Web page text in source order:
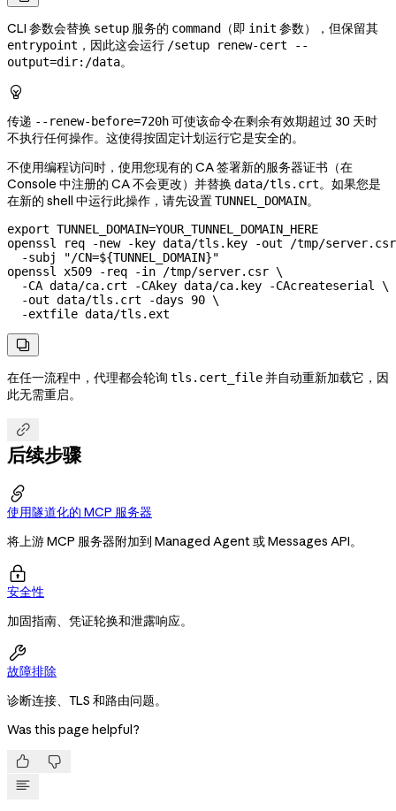
CLI 参数会替换 setup 服务的 command （即 init 参数），但保留其
entrypoint ，因此这会运行 /setup renew-cert --
output=dir:/data。

传递 --renew-before=720h可使该命令在剩余有效期超过 30 天时
不执行任何操作。这使得按固定计划运行它是安全的。
不使用编程访问时，使用您现有的 CA 签署新的服务器证书（在
Console 中注册的 CA 不会更改）并替换 data/tls.crt。如果您是
在新的 shell 中运行此操作，请先设置TUNNEL_DOMAIN。
export TUNNEL_DOMAIN=YOUR_TUNNEL_DOMAIN_HERE
openssl
req -new -key data/tls.key -out /tmp/server.csr
  -subj
"/CN=${TUNNEL_DOMAIN}"
openssl
x509 -req -in /tmp/server.csr \
  -CA
data/ca.crt -CAkey data/ca.key -CAcreateserial
\
  -out
data/tls.crt -days 90 \
  -extfile
data/tls.ext

在任一流程中，代理都会轮询 tls.cert_file并自动重新加载它，因
此无需重启。

后续步骤

使用隧道化的 MCP 服务器
将上游 MCP 服务器附加到 Managed Agent 或 Messages API。

安全性
加固指南、凭证轮换和泄露响应。

故障排除
诊断连接、TLS 和路由问题。
Was this page helpful?
 